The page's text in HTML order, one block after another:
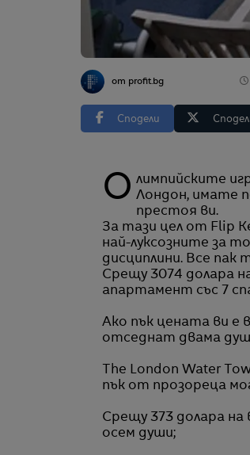
от profit.bg
Сподели
Олимпийските игри стартират на 27 юли, т.е. ако сте решили да пътувате до Лондон, имате
престоя ви.
За тази цел от Flip
най-луксозните за
дисциплини. Все пак
Срещу 3074 долара
апартамент със 7
Ако пък цената ви е
отседнат двама
The London Water
пък от прозореца
Срещу 373 долара
осем души;